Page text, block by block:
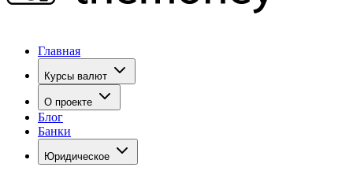
Главная
Курсы валют
О проекте
Блог
Банки
Юридическое